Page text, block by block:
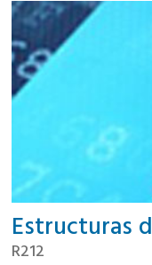
Estructuras
R212